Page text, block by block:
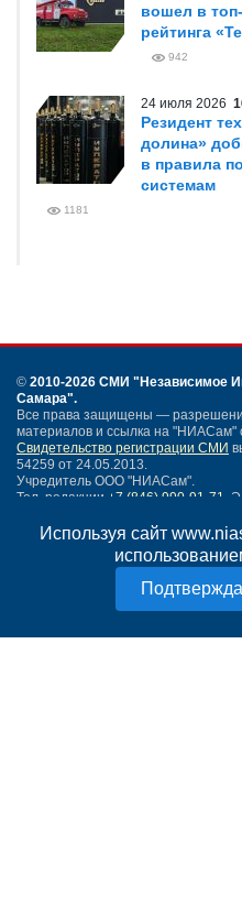
Используя сайт
вошел в
рейтинга
942
24 июля 2026
Резидент
долина»
в правила
системам
1181
© 2010-2026 СМИ "Независимое
Самара".
Все права защищены —
материалов и ссылка на "НИАСам"
Свидетельство регистрации СМИ
54259 от 24.05.2013.
Учредитель ООО "НИАСам".
Тел. редакции +7 (846) 990-91-71.
Написать письмо
Политика конфиденциальности
18+